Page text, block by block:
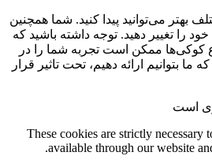
بهتر می‌توانید پیدا کنید. شما همچنین
را تغییر دهید. توجه داشته باشید که
کوکی‌ها ممکن است تجربه شما را در
بتوانیم ارائه دهیم، تحت تاثیر قرار
است
These cookies are strictly
available through our website